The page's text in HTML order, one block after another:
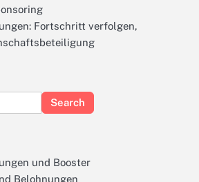
Fortschritt verfolgen,
und Booster
Belohnungen